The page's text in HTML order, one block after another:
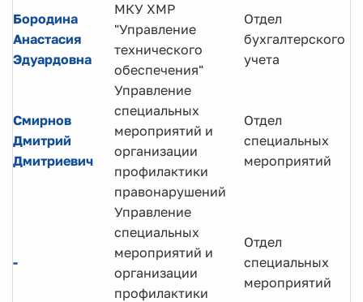
Бородина
Анастасия
Эдуардовна
МКУ ХМР
"Управление
технического
обеспечения"
Отдел
бухгалтерского
учета
Смирнов
Дмитрий
Дмитриевич
Управление
специальных
мероприятий и
организации
профилактики
правонарушений
Отдел
специальных
мероприятий
-
Управление
специальных
мероприятий и
организации
профилактики
Отдел
специальных
мероприятий